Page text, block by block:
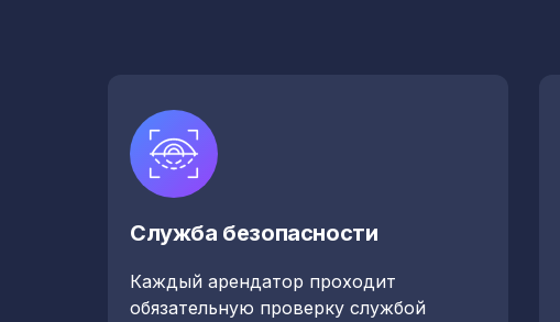
Служба безопасности
Каждый арендатор проходит
обязательную проверку службой